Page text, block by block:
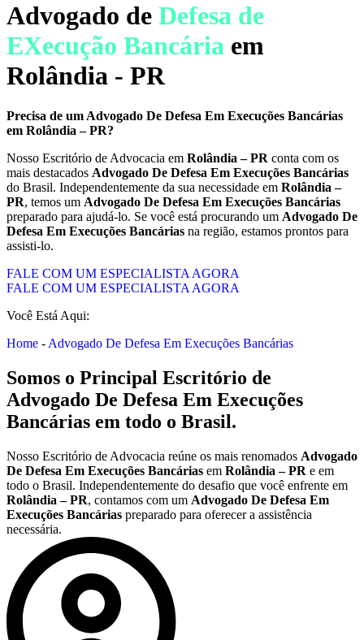
Advogado de Defesa de
EXecução Bancária em
Rolândia - PR
Precisa de um Advogado De Defesa Em Execuções Bancárias
em Rolândia – PR?
Nosso Escritório de Advocacia em Rolândia – PR conta com os
mais destacados Advogado De Defesa Em Execuções Bancárias
do Brasil. Independentemente da sua necessidade em Rolândia –
PR, temos um Advogado De Defesa Em Execuções Bancárias
preparado para ajudá-lo. Se você está procurando um Advogado De
Defesa Em Execuções Bancárias na região, estamos prontos para
assisti-lo.
FALE COM UM ESPECIALISTA AGORA
FALE COM UM ESPECIALISTA AGORA
Você Está Aqui:
Home - Advogado De Defesa Em Execuções Bancárias
Somos o Principal Escritório de
Advogado De Defesa Em Execuções
Bancárias em todo o Brasil.
Nosso Escritório de Advocacia reúne os mais renomados Advogado
De Defesa Em Execuções Bancárias em Rolândia – PR e em
todo o Brasil. Independentemente do desafio que você enfrente em
Rolândia – PR, contamos com um Advogado De Defesa Em
Execuções Bancárias preparado para oferecer a assistência
necessária.